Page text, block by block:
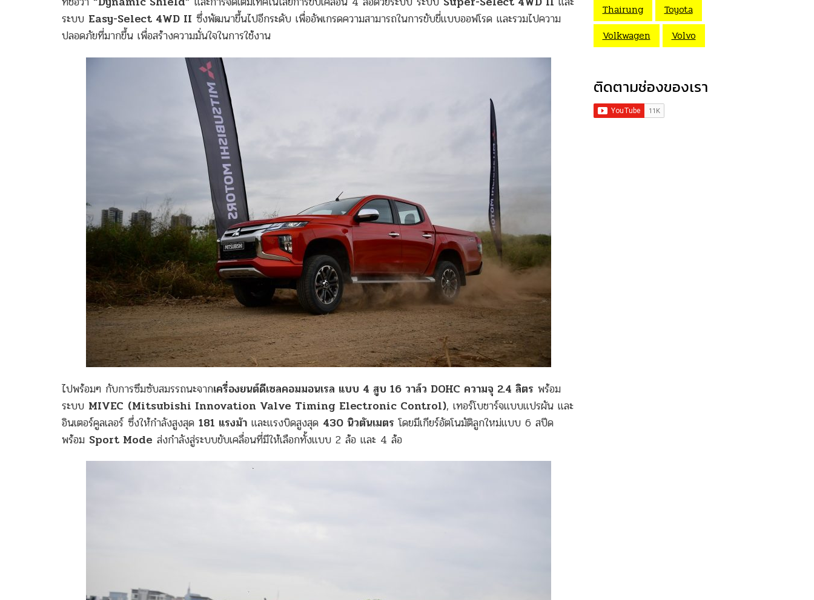
ระบบ Easy-Select 4WD II ซึ่งพัฒนาขึ้นไปอีกระดับ เพื่ออัพเกรดความสามารถในการขับขี่แบบออฟโรด และรวมไปความ
ปลอดภัยที่มากขึ้น เพื่อสร้างความมั่นใจในการใช้งาน
ไปพร้อมๆ กับการซึมซับสมรรถนะจากเครื่องยนต์ดีเซลคอมมอนเรล แบบ 4 สูบ 16 วาล์ว DOHC ความจุ 2.4 ลิตร พร้อม
ระบบ MIVEC (Mitsubishi Innovation Valve Timing Electronic Control), เทอร์โบชาร์จแบบแปรผัน และ
อินเตอร์คูลเลอร์ ซึ่งให้กำลังสูงสุด 181 แรงม้า และแรงบิดสูงสุด 430 นิวตันเมตร โดยมีเกียร์อัตโนมัติลูกใหม่แบบ 6 สปีด
พร้อม Sport Mode ส่งกำลังสู่ระบบขับเคลื่อนที่มีให้เลือกทั้งแบบ 2 ล้อ และ 4 ล้อ
Thairung
Toyota
Volkwagen
Volvo
ติดตามช่องของเรา